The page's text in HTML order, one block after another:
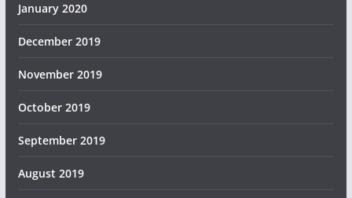
January 2020
December 2019
November 2019
October 2019
September 2019
August 2019